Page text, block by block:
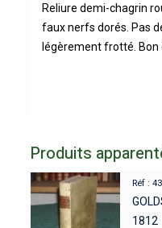
Reliure demi-chagrin
faux nerfs dorés. Pas
légèrement frotté. Bon
Produits
Réf :
1812